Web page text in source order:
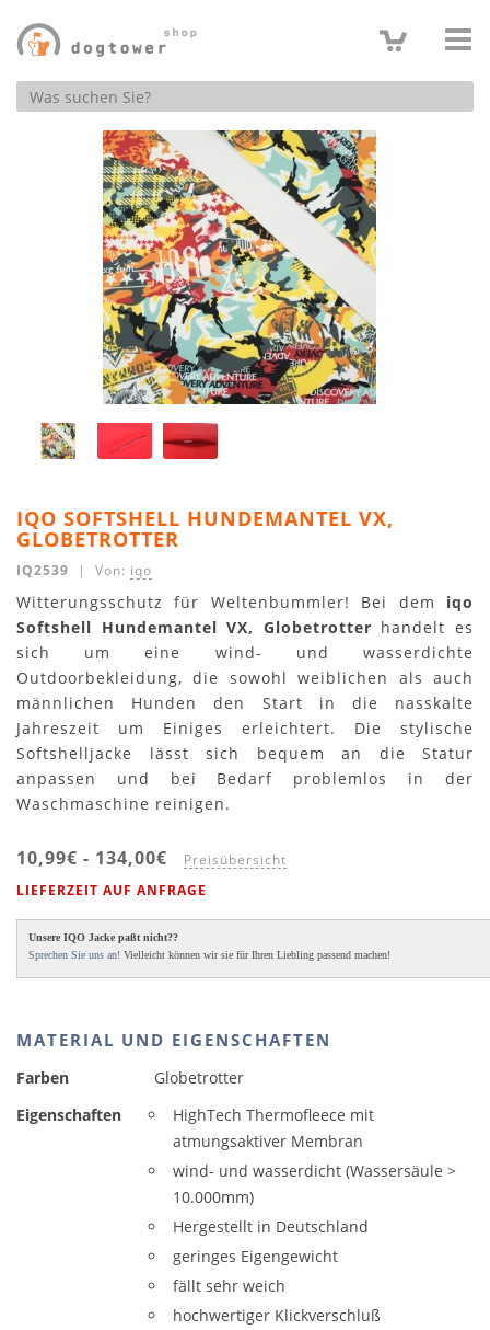
Produktsuche
IQO SOFTSHELL HUNDEMANTEL VX,
GLOBETROTTER
IQ2539 | Von: iqo
Witterungsschutz für Weltenbummler! Bei dem iqo
Softshell Hundemantel VX, Globetrotter handelt es
sich um eine wind- und wasserdichte
Outdoorbekleidung, die sowohl weiblichen als auch
männlichen Hunden den Start in die nasskalte
Jahreszeit um Einiges erleichtert. Die stylische
Softshelljacke lässt sich bequem an die Statur
anpassen und bei Bedarf problemlos in der
Waschmaschine reinigen.
10,99€ - 134,00€ Preisübersicht
LIEFERZEIT AUF ANFRAGE
Unsere IQO Jacke paßt nicht??
Sprechen Sie uns an! Vielleicht können wir sie für Ihren Liebling passend machen!
MATERIAL UND EIGENSCHAFTEN
Farben
Globetrotter
Eigenschaften
HighTech Thermofleece mit
atmungsaktiver Membran
wind- und wasserdicht (Wassersäule >
10.000mm)
Hergestellt in Deutschland
geringes Eigengewicht
fällt sehr weich
hochwertiger Klickverschluß